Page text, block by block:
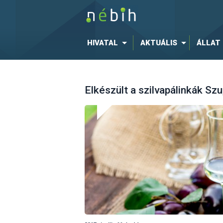
HIVATAL AKTUÁLIS ÁLLAT
Elkészült a szilvapálinkák